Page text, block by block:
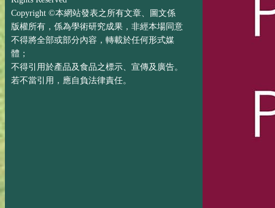
Copyright ©本網站發表之所有文章、圖文係
版權所有，係為學術研究成果，非經本場同意
不得將全部或部分內容，轉載於任何形式媒
體；
不得引用於產品及食品之標示、宣傳及廣告。
若不當引用，應自負法律責任。